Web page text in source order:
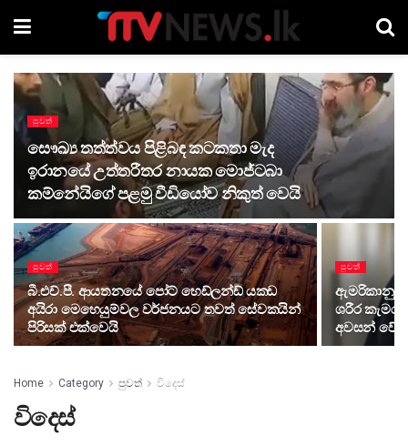
පුවත්
සෞඛ්‍ය තත්ත්වය පිළිබඳ කටකතා මැද
ඉරානයේ උත්තරීතර නායක මොජ්ටබා
කම්නේයිගේ පළමු වීඩියෝව නිකුත් වෙයි
පුවත්
බී.එච්.පී. ආයතනයේ පෝට් හෙඩ්ලන්ඩ් යකඩ
අයිරා මෙහෙයුම්වල වර්ජනයට තවත් සේවකයින්
පිරිසක් එක්වෙයි
පුවත්
ඇමරිකානු
ශරීර
අවසන් වේ
Home Category පුවත් විදෙස්
විදෙස්